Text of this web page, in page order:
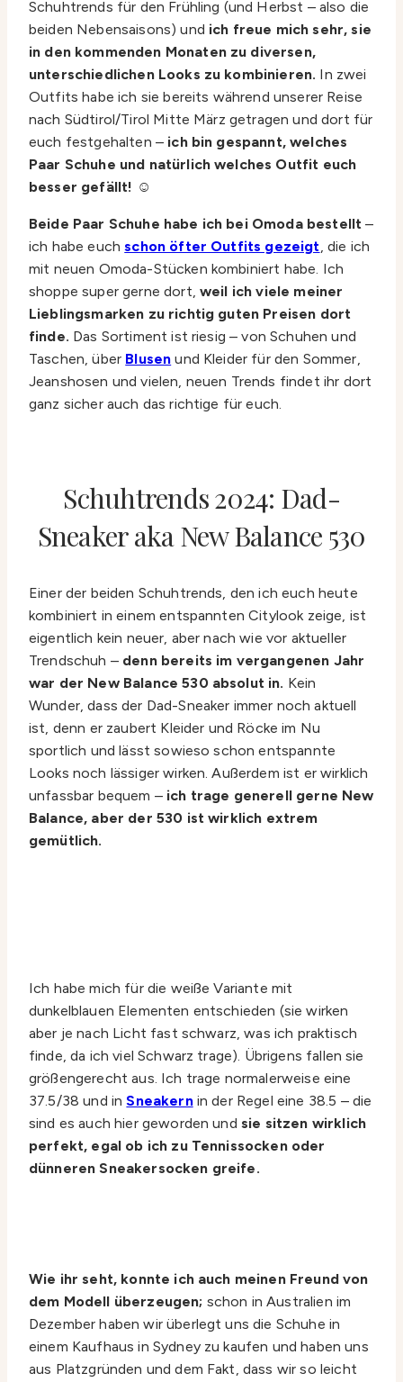
Schuhtrends für den Frühling (und Herbst – also die
beiden Nebensaisons) und ich freue mich sehr, sie
in den kommenden Monaten zu diversen,
unterschiedlichen Looks zu kombinieren. In zwei
Outfits habe ich sie bereits während unserer Reise
nach Südtirol/Tirol Mitte März getragen und dort für
euch festgehalten – ich bin gespannt, welches
Paar Schuhe und natürlich welches Outfit euch
besser gefällt! ☺️
Beide Paar Schuhe habe ich bei Omoda bestellt–
ich habe euchschon öfter Outfits gezeigt, die ich
mit neuen Omoda-Stücken kombiniert habe. Ich
shoppe super gerne dort,weil ich viele meiner
Lieblingsmarken zu richtig guten Preisen dort
finde. Das Sortiment ist riesig – von Schuhen und
Taschen, über Blusen und Kleider für den Sommer,
Jeanshosen und vielen, neuen Trends findet ihr dort
ganz sicher auch das richtige für euch.
Schuhtrends 2024: Dad-
Sneaker aka New Balance 530
Einer der beiden Schuhtrends, den ich euch heute
kombiniert in einem entspannten Citylook zeige, ist
eigentlich kein neuer, aber nach wie vor aktueller
Trendschuh – denn bereits im vergangenen Jahr
war der New Balance 530 absolut in. Kein
Wunder, dass der Dad-Sneaker immer noch aktuell
ist, denn er zaubert Kleider und Röcke im Nu
sportlich und lässt sowieso schon entspannte
Looks noch lässiger wirken. Außerdem ist er wirklich
unfassbar bequem –ich trage generell gerne New
Balance, aber der 530 ist wirklich extrem
gemütlich.
Ich habe mich für die weiße Variante mit
dunkelblauen Elementen entschieden (sie wirken
aber je nach Licht fast schwarz, was ich praktisch
finde, da ich viel Schwarz trage). Übrigens fallen sie
größengerecht aus. Ich trage normalerweise eine
37.5/38 und inSneakernin der Regel eine 38.5 – die
sind es auch hier geworden und sie sitzen wirklich
perfekt, egal ob ich zu Tennissocken oder
dünneren Sneakersocken greife.
Wie ihr seht, konnte ich auch meinen Freund von
dem Modell überzeugen; schon in Australien im
Dezember haben wir überlegt uns die Schuhe in
einem Kaufhaus in Sydney zu kaufen und haben uns
aus Platzgründen und dem Fakt, dass wir so leicht